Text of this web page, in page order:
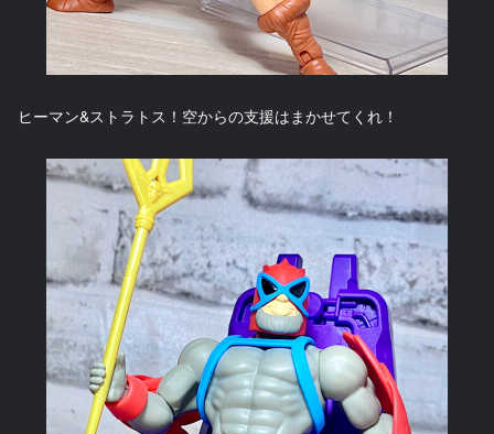
ヒーマン&ストラトス！空からの支援はまかせてくれ！